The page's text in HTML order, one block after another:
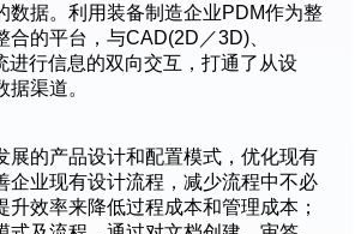
数据。利用装备制造企业PDM作为整
合的平台，与CAD(2D／3D)、
进行信息的双向交互，打通了从设
渠道。
展的产品设计和配置模式，优化现有
企业现有设计流程，减少流程中不必
升效率来降低过程成本和管理成本；